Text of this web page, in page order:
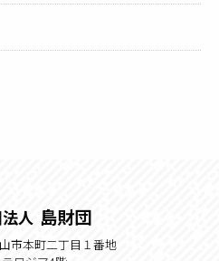
人 島財団
市本町二丁目１番地